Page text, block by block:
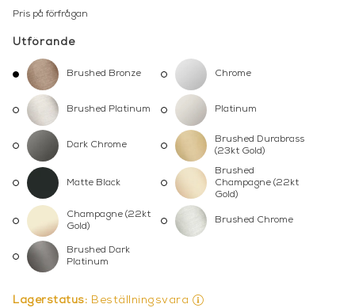
Pris på förfrågan
Utförande
Brushed Bronze Chrome
Brushed Platinum Platinum
Dark Chrome
Brushed Durabrass
(23kt Gold)
Matte Black
Brushed
Champagne (22kt
Gold)
Champagne (22kt
Gold)
Brushed Chrome
Brushed Dark
Platinum
Lagerstatus: Beställningsvara